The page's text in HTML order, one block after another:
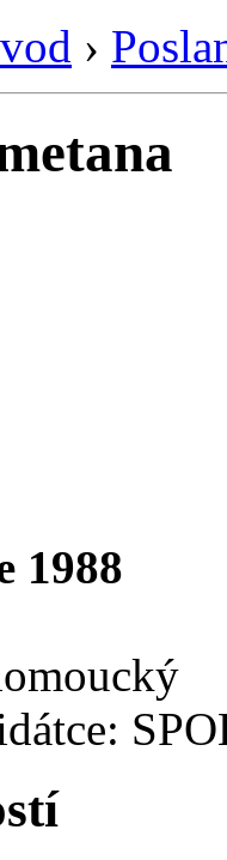
›
1988